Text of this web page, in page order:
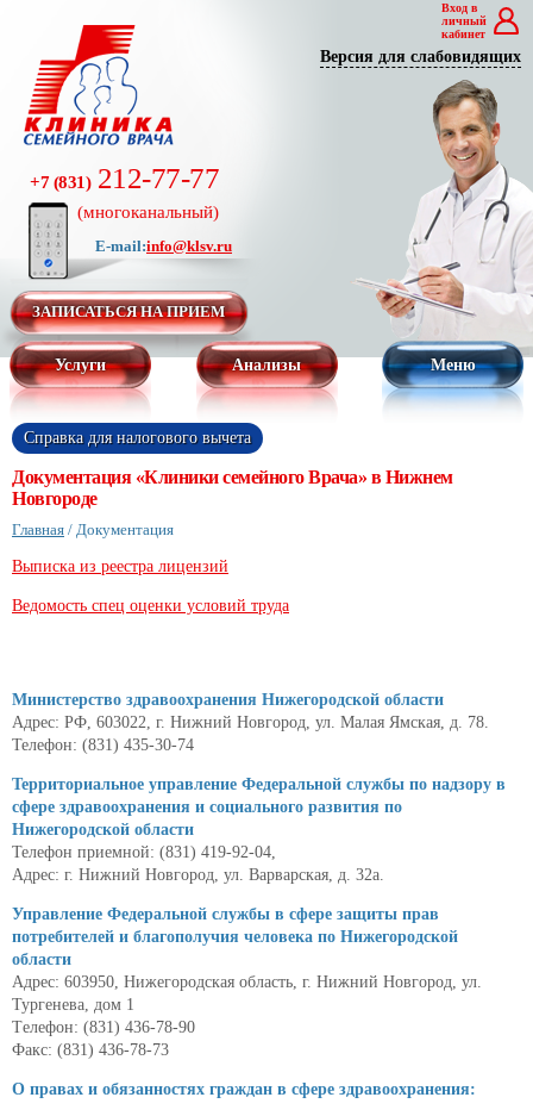
ЗАПИСАТЬСЯ НА ПРИЕМ
E-mail:info@klsv.ru
+7 (831)212-77-77
(многоканальный)
Версия для слабовидящих
Вход в
личный
кабинет
Услуги Анализы Меню
Справка для налогового вычета
Документация «Клиники семейного Врача» в Нижнем
Новгороде
Главная / Документация
Выписка из реестра лицензий
Ведомость спец оценки условий труда
Министерство здравоохранения Нижегородской области
Адрес: РФ, 603022, г. Нижний Новгород, ул. Малая Ямская, д. 78.
Телефон: (831) 435-30-74
Территориальное управление Федеральной службы по надзору в
сфере здравоохранения и социального развития по
Нижегородской области
Телефон приемной: (831) 419-92-04,
Адрес: г. Нижний Новгород, ул. Варварская, д. 32а.
Управление Федеральной службы в сфере защиты прав
потребителей и благополучия человека по Нижегородской
области
Адрес: 603950, Нижегородская область, г. Нижний Новгород, ул.
Тургенева, дом 1
Tелефон: (831) 436-78-90
Факс: (831) 436-78-73
О правах и обязанностях граждан в сфере здравоохранения: